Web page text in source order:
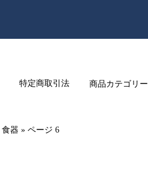
特定商取引法 商品カテゴリー
食器 » ページ 6